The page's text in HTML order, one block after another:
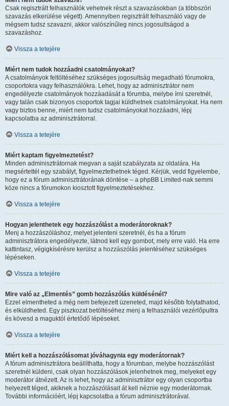
Csak regisztrált felhasználók vehetnek részt a szavazásokban (a többszöri
szavazás elkerülése végett). Amennyiben regisztrált felhasználó vagy de
mégsem tudsz szavazni, akkor valószínűleg nincs jogosultságod a
szavazáshoz.
Vissza a tetejére
Miért nem tudok hozzáadni csatolmányokat?
A csatolmányok feltöltéséhez szükséges jogosultság megadható fórumokra,
csoportokra vagy felhasználókra. Lehet, hogy az adminisztrátor nem
engedélyezte csatolmányok hozzáadását a fórumba, melybe írni szeretnél,
vagy talán csak bizonyos csoportok tagjai küldhetnek csatolmányokat. Ha nem
vagy biztos benne, miért nem tudsz csatolmányokat hozzáadni, lépj
kapcsolatba az adminisztrátorral.
Vissza a tetejére
Miért kaptam figyelmeztetést?
Minden adminisztrátornak megvan a saját szabályzata az oldalára. Ha
megsértettél egy szabályt, figyelmeztethetnek téged. Kérjük, vedd figyelembe,
hogy ez a fórum adminisztrátorának döntése – a phpBB Limited-nak semmi
köze nincs a fórumokon kiosztott figyelmeztetésekhez.
Vissza a tetejére
Hogyan jelenthetek egy hozzászólást a moderátoroknak?
Menj a hozzászóláshoz, melyet jelenteni szeretnél, és ha a fórum
adminisztrátora engedélyezte, látnod kell egy gombot, mely erre való. Ha erre
kattintasz, végigkísérésre kerülsz a hozzászólás jelentéséhez szükséges
lépéseken.
Vissza a tetejére
Mire való az „Elmentés” gomb hozzászólás küldésénél?
Ezzel elmentheted a még nem befejezett üzeneted, majd később folytathatod,
és elküldheted. Egy piszkozat betöltéséhez menj a felhasználói vezérlőpultra
és kövesd a maguktól értetődő lépéseket.
Vissza a tetejére
Miért kell a hozzászólásomat jóváhagynia egy moderátornak?
A fórum adminisztrátora beállíthatta, hogy a fórumban, melybe hozzászólást
szeretnél küldeni, csak olyan hozzászólások jelenhetnek meg, melyeket egy
moderátor átnézett. Az is lehet, hogy az adminisztrátor egy olyan csoportba
helyezett téged, akiknek a hozzászólásait át kell néznie egy moderátornak.
További információért, lépj kapcsolatba a fórum adminisztrátorával.